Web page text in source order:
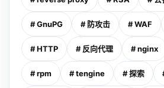
# GnuPG # 防攻击 # WAF
# HTTP # 反向代理 # nginx
# rpm # tengine # 探索